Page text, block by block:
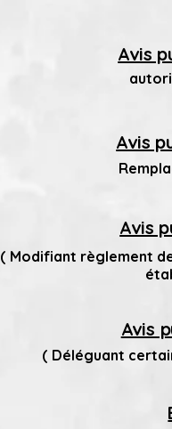
Avis
Avis
Avis
( Modifiant règlement
Avis
( Déléguant